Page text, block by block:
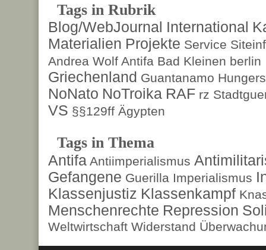
Tags in Rubrik
Blog/WebJournal International
Materialien Projekte Service
Andrea Wolf Antifa Bad Kleinen berlin
Griechenland Guantanamo
NoNato NoTroika RAF rz
VS §§129ff Ägypten
Tags in Thema
Antifa Antiimperialismus
Gefangene Guerilla Imperialismus
Klassenjustiz Klassenkampf
Menschenrechte Repression
Weltwirtschaft Widerstand